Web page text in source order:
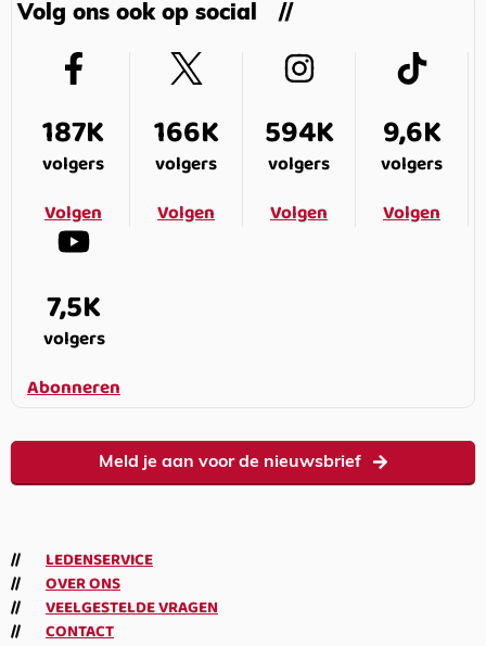
Volg ons ook op social
187K
volgers
Volgen
166K
volgers
Volgen
594K
volgers
Volgen
9,6K
volgers
Volgen
7,5K
volgers
Abonneren
Meld je aan voor de nieuwsbrief
LEDENSERVICE
OVER ONS
VEELGESTELDE VRAGEN
CONTACT